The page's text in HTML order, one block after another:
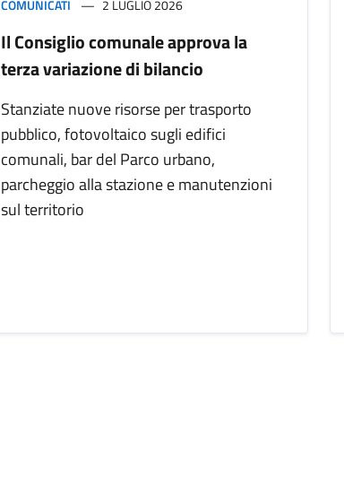
COMUNICATI 2 LUGLIO 2026
Il Consiglio comunale approva la
terza variazione di bilancio
Stanziate nuove risorse per trasporto
pubblico, fotovoltaico sugli edifici
comunali, bar del Parco urbano,
parcheggio alla stazione e manutenzioni
sul territorio